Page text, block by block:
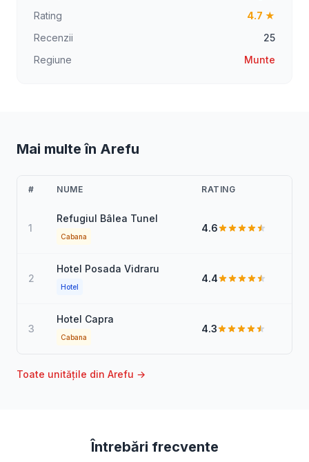
Rating
4.7 ★
Recenzii
25
Regiune
Munte
Mai multe în Arefu
# NUME RATING
1
Refugiul Bâlea Tunel
Cabana
4.6
2
Hotel Posada Vidraru
Hotel
4.4
3
Hotel Capra
Cabana
4.3
Toate unitățile din Arefu →
Întrebări frecvente